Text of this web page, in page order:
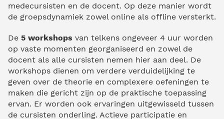
medecursisten en de docent. Op deze manier wordt
de groepsdynamiek zowel online als offline versterkt.
De 5 workshops van telkens ongeveer 4 uur worden
op vaste momenten georganiseerd en zowel de
docent als alle cursisten nemen hier aan deel. De
workshops dienen om verdere verduidelijking te
geven over de theorie en complexere oefeningen te
maken die gericht zijn op de praktische toepassing
ervan. Er worden ook ervaringen uitgewisseld tussen
de cursisten onderling. Actieve participatie en